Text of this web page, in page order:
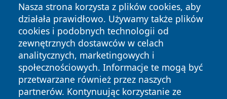
Nasza strona korzysta z plików cookies, aby
działała prawidłowo. Używamy także plików
cookies i podobnych technologii od
zewnętrznych dostawców w celach
analitycznych, marketingowych i
społecznościowych. Informacje te mogą być
przetwarzane również przez naszych
partnerów. Kontynuując korzystanie ze
Copyright © 2026 kielceinfo.pl Wszystkie prawa zastrzeżone.
Polityka
Polityka